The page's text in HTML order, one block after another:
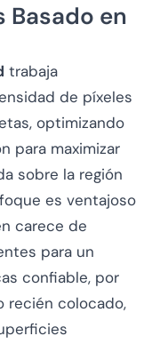
Basado en
trabaja
de píxeles
optimizando
para maximizar
sobre la región
es ventajoso
carece de
para un
confiable, por
recién colocado,